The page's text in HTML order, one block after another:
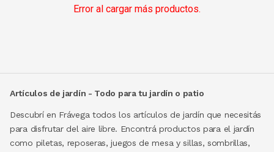
Error al cargar más productos.
Artículos de jardín - Todo para tu jardín o patio
Descubrí en Frávega todos los artículos de jardín que necesitás
para disfrutar del aire libre. Encontrá productos para el jardín
como piletas, reposeras, juegos de mesa y sillas, sombrillas,